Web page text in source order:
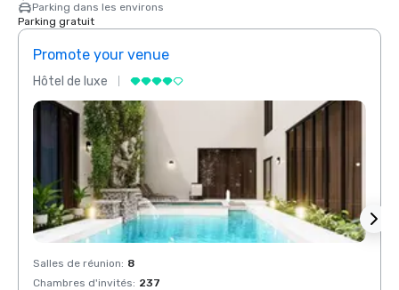
Parking dans les environs
Parking gratuit
Promote your venue
Hôtel de luxe
Salles de réunion: 8
Chambres d'invités: 237